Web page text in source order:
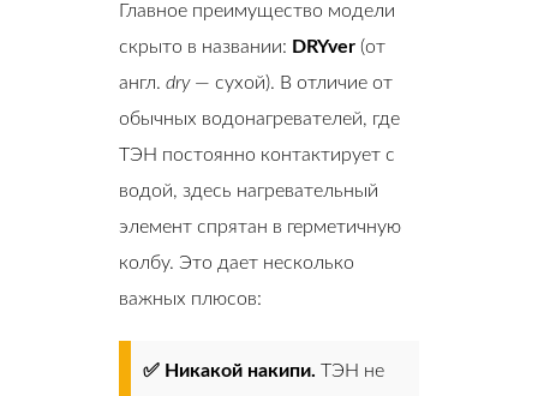
Главное преимущество модели
скрыто в названии: DRYver (от
англ. dry— сухой). В отличие от
обычных водонагревателей, где
ТЭН постоянно контактирует с
водой, здесь нагревательный
элемент спрятан в герметичную
колбу. Это дает несколько
важных плюсов:
✅ Никакой накипи. ТЭН не